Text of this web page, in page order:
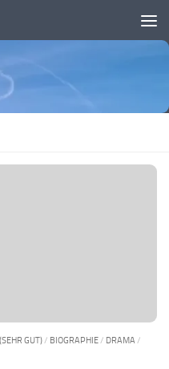
GUT)/ BIOGRAPHIE/ DRAMA /